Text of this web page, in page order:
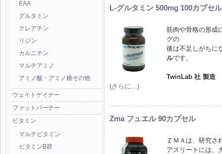
EAA
グルタミン
クレアチン
リジン
カルニチン
マルチアミノ
アミノ酸・アミノ糖その他
ウェイトゲイナー
ファットバーナー
ビタミン
マルチビタミン
ビタミンB群
L-グルタミン 500mg 100カプセル
筋肉や骨格の形成
グの
後は不足しがちに
ルです。
TwinLab 社 製造
(さらに…)
Zma フュエル 90カプセル
ＺＭＡは、研究さ
アスリートには、